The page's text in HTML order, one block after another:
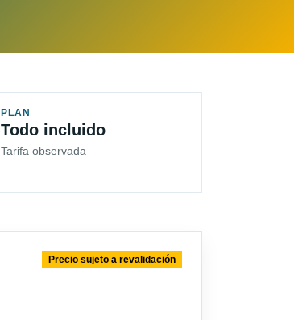
PLAN
Todo incluido
Tarifa observada
Precio sujeto a revalidación